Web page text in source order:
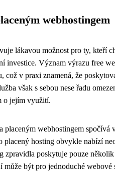
webhostingem
lákavou možnost pro ty, kteří
investice. Význam výrazu free
což v praxi znamená, že
však s sebou nese řadu
o jejím využití.
placeným webhostingem spočívá
placený hosting obvykle nabízí
zpravidla poskytuje pouze
může být pro jednoduché